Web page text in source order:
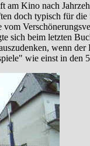
Kino nach
doch typisch für
sich beim letzten
wenn
wie einst in den